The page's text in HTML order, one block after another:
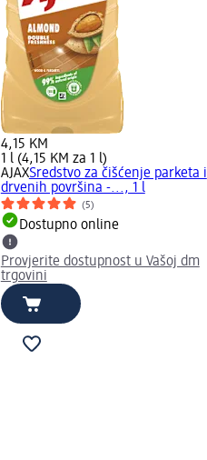
4,15 KM
1 l (4,15 KM za 1 l)
AJAXSredstvo za čišćenje parketa i
drvenih površina -..., 1 l
(5)
Dostupno online
Provjerite dostupnost u Vašoj dm
trgovini